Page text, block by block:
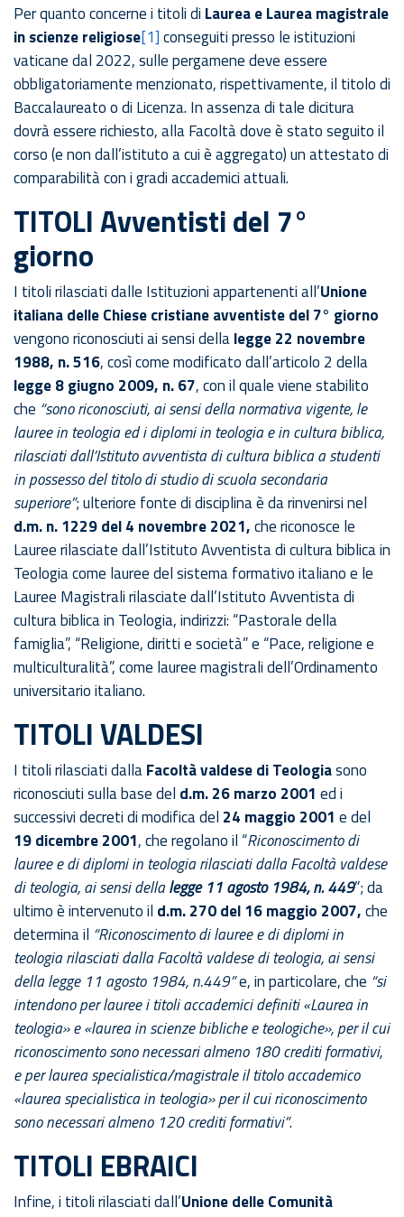
Per quanto concerne i titoli di Laurea e Laurea magistrale
in scienze religiose[1]conseguiti presso le istituzioni
vaticane dal 2022, sulle pergamene deve essere
obbligatoriamente menzionato, rispettivamente, il titolo di
Baccalaureato o di Licenza. In assenza di tale dicitura
dovrà essere richiesto, alla Facoltà dove è stato seguito il
corso (e non dall’istituto a cui è aggregato) un attestato di
comparabilità con i gradi accademici attuali.
TITOLI Avventisti del 7°
giorno
I titoli rilasciati dalle Istituzioni appartenenti all’Unione
italiana delle Chiese cristiane avventiste del 7° giorno
vengono riconosciuti ai sensi dellalegge 22 novembre
1988, n. 516, così come modificato dall’articolo 2 della
legge 8 giugno 2009, n. 67, con il quale viene stabilito
che “sono riconosciuti, ai sensi della normativa vigente, le
lauree in teologia ed i diplomi in teologia e in cultura biblica,
rilasciati dall’Istituto avventista di cultura biblica a studenti
in possesso del titolo di studio di scuola secondaria
superiore”; ulteriore fonte di disciplina è da rinvenirsi nel
d.m. n. 1229 del 4 novembre 2021,che riconosce le
Lauree rilasciate dall’Istituto Avventista di cultura biblica in
Teologia come lauree del sistema formativo italiano e le
Lauree Magistrali rilasciate dall’Istituto Avventista di
cultura biblica in Teologia, indirizzi: “Pastorale della
famiglia”, “Religione, diritti e società” e “Pace, religione e
multiculturalità”, come lauree magistrali dell’Ordinamento
universitario italiano.
TITOLI VALDESI
I titoli rilasciati dallaFacoltà valdese di Teologiasono
riconosciuti sulla base del d.m. 26 marzo 2001 ed i
successivi decreti di modifica del 24 maggio 2001 e del
19 dicembre 2001, che regolano il “Riconoscimento di
lauree e di diplomi in teologia rilasciati dalla Facoltà valdese
di teologia, ai sensi dellalegge 11 agosto 1984, n. 449”; da
ultimo è intervenuto il d.m. 270 del 16 maggio 2007,che
determina il “Riconoscimento di lauree e di diplomi in
teologia rilasciati dalla Facoltà valdese di teologia, ai sensi
della legge 11 agosto 1984, n.449”e, in particolare, che “si
intendono per lauree i titoli accademici definiti «Laurea in
teologia» e «laurea in scienze bibliche e teologiche», per il cui
riconoscimento sono necessari almeno 180 crediti formativi,
e per laurea specialistica/magistrale il titolo accademico
«laurea specialistica in teologia» per il cui riconoscimento
sono necessari almeno 120 crediti formativi”.
TITOLI EBRAICI
Infine, i titoli rilasciati dall’Unione delle Comunità